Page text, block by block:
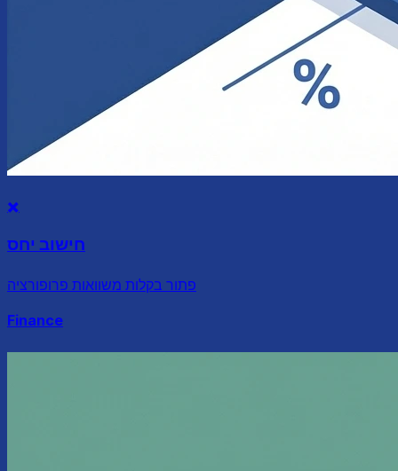
✖️
חישוב יחס
פתור בקלות משוואות פרופורציה
Finance